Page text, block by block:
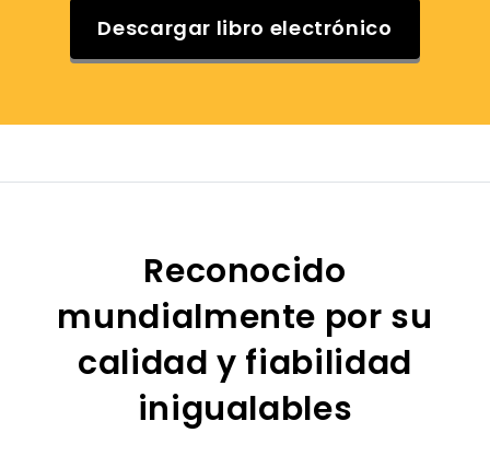
Descargar libro electrónico
Reconocido
mundialmente por su
calidad y fiabilidad
inigualables